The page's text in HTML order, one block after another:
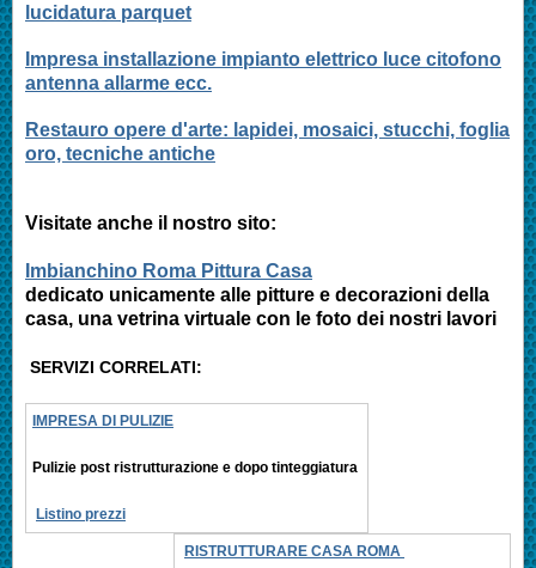
lucidatura parquet
Impresa installazione impianto elettrico luce citofono
antenna allarme ecc.
Restauro opere d'arte: lapidei, mosaici, stucchi, foglia
oro, tecniche antiche
Visitate anche il nostro sito:
Imbianchino Roma Pittura Casa
dedicato unicamente alle pitture e decorazioni della
casa, una vetrina virtuale con le foto dei nostri lavori
SERVIZI CORRELATI:
IMPRESA DI PULIZIE
Pulizie post ristrutturazione e dopo tinteggiatura
Listino prezzi
RISTRUTTURARE CASA ROMA